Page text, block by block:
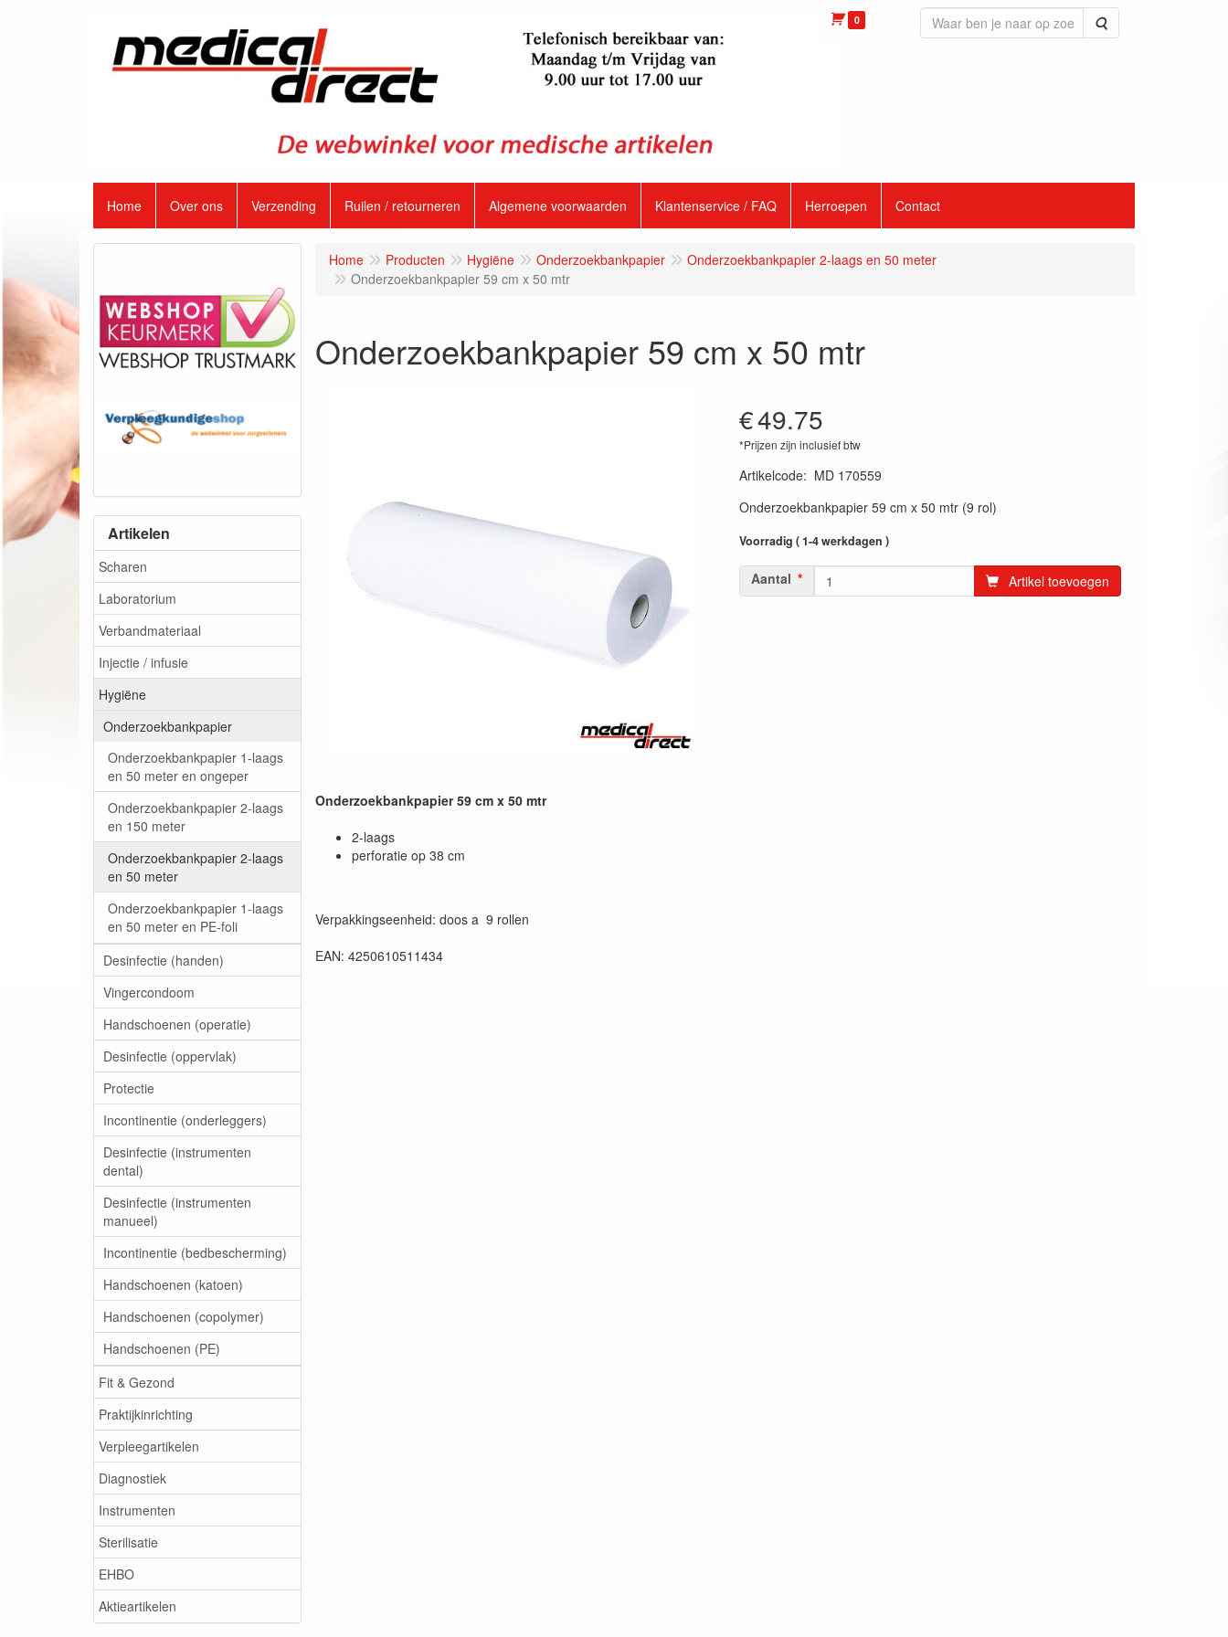
0 Zoeken
Home Over ons Verzending Ruilen / retourneren Algemene voorwaarden Klantenservice / FAQ Herroepen Contact
Artikelen
Scharen
Laboratorium
Verbandmateriaal
Injectie / infusie
Hygiëne
Onderzoekbankpapier
Onderzoekbankpapier 1-laags
en 50 meter en ongeper
Onderzoekbankpapier 2-laags
en 150 meter
Onderzoekbankpapier 2-laags
en 50 meter
Onderzoekbankpapier 1-laags
en 50 meter en PE-foli
Desinfectie (handen)
Vingercondoom
Handschoenen (operatie)
Desinfectie (oppervlak)
Protectie
Incontinentie (onderleggers)
Desinfectie (instrumenten
dental)
Desinfectie (instrumenten
manueel)
Incontinentie (bedbescherming)
Handschoenen (katoen)
Handschoenen (copolymer)
Handschoenen (PE)
Fit & Gezond
Praktijkinrichting
Verpleegartikelen
Diagnostiek
Instrumenten
Sterilisatie
EHBO
Aktieartikelen
Home Producten Hygiëne Onderzoekbankpapier
Onderzoekbankpapier 2-laags en 50 meter
Onderzoekbankpapier 59 cm x 50 mtr
Onderzoekbankpapier 59 cm x 50 mtr
€49.75
*Prijzen zijn inclusief btw
Artikelcode: MD 170559
Onderzoekbankpapier 59 cm x 50 mtr (9 rol)
Voorradig ( 1-4 werkdagen )
Aantal Artikel toevoegen
Onderzoekbankpapier 59 cm x 50 mtr
2-laags
perforatie op 38 cm
Verpakkingseenheid: doos a 9 rollen
EAN: 4250610511434